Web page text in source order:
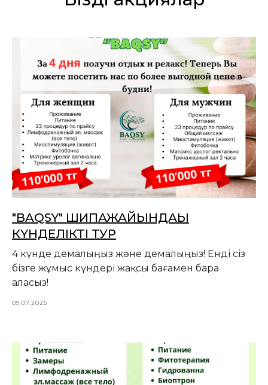
"BAQSY" ШИПАЖАЙЫНДАҒЫ
КҮНДЕЛІКТІ ТУР
4 күнде демалыңыз және демалыңыз! Енді сіз
бізге жұмыс күндері жақсы бағамен бара
аласыз!
09.07.2025